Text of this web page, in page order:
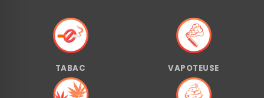
TABAC VAPOTEUSE